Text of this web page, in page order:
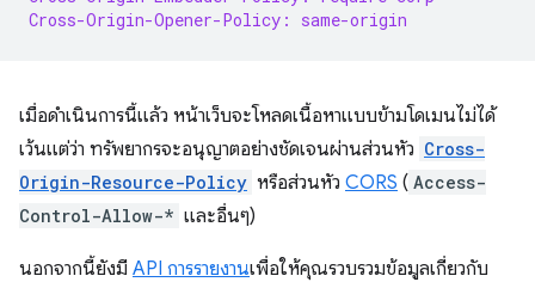
Cross-Origin-Opener-Policy: same-origin
เมื่อดำเนินการนี้แล้ว หน้าเว็บจะโหลดเนื้อหาแบบข้ามโดเมนไม่ได้
เว้นแต่ว่า ทรัพยากรจะอนุญาตอย่างชัดเจนผ่านส่วนหัว Cross-
Origin-Resource-Policy หรือส่วนหัว CORS ( Access-
Control-Allow-* และอื่นๆ)
นอกจากนี้ยังมี API การรายงานเพื่อให้คุณรวบรวมข้อมูลเกี่ยวกับ